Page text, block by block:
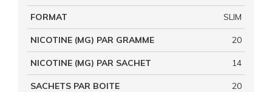
FORMAT SLIM
NICOTINE (MG) PAR GRAMME 20
NICOTINE (MG) PAR SACHET 14
SACHETS PAR BOITE 20